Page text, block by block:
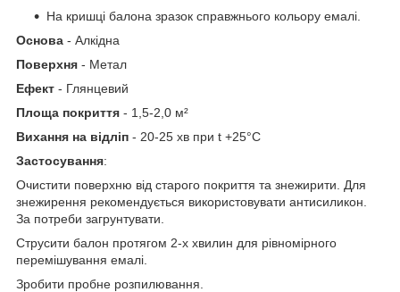
На кришці балона зразок справжнього кольору емалі.
Основа - Алкідна
Поверхня - Метал
Ефект - Глянцевий
Площа покриття - 1,5-2,0 м²
Вихання на відліп - 20-25 хв при t +25°С
Застосування:
Очистити поверхню від старого покриття та знежирити. Для
знежирення рекомендується використовувати антисиликон.
За потреби загрунтувати.
Струсити балон протягом 2-х хвилин для рівномірного
перемішування емалі.
Зробити пробне розпилювання.